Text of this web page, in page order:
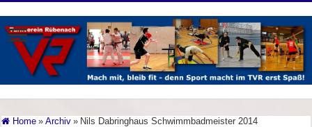
Home » Archiv » Nils Dabringhaus Schwimmbadmeister 2014